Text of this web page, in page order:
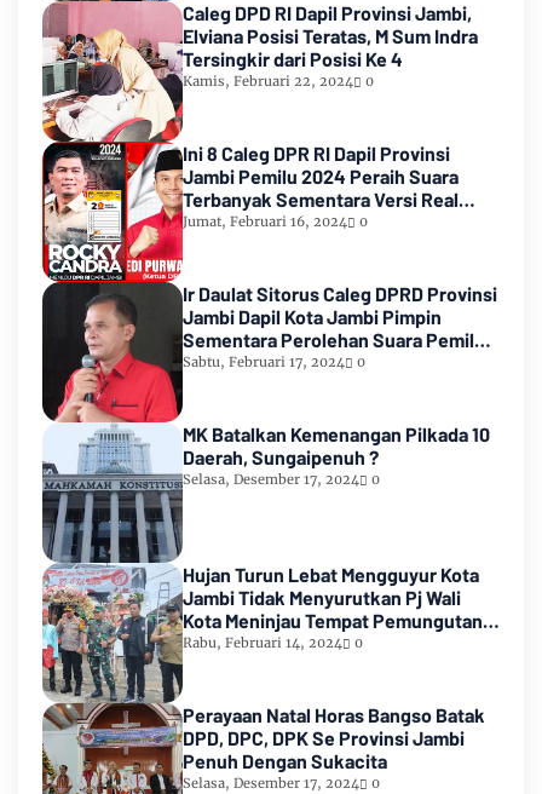
Caleg DPD RI Dapil Provinsi Jambi,
Elviana Posisi Teratas, M Sum Indra
Tersingkir dari Posisi Ke 4
Kamis, Februari 22, 2024 0
Ini 8 Caleg DPR RI Dapil Provinsi
Jambi Pemilu 2024 Peraih Suara
Terbanyak Sementara Versi Real
Count KPU RI
Jumat, Februari 16, 2024 0
Ir Daulat Sitorus Caleg DPRD Provinsi
Jambi Dapil Kota Jambi Pimpin
Sementara Perolehan Suara Pemilu
2024
Sabtu, Februari 17, 2024 0
MK Batalkan Kemenangan Pilkada 10
Daerah, Sungaipenuh ?
Selasa, Desember 17, 2024 0
Hujan Turun Lebat Mengguyur Kota
Jambi Tidak Menyurutkan Pj Wali
Kota Meninjau Tempat Pemungutan
Suara Pemilu 2024
Rabu, Februari 14, 2024 0
Perayaan Natal Horas Bangso Batak
DPD, DPC, DPK Se Provinsi Jambi
Penuh Dengan Sukacita
Selasa, Desember 17, 2024 0